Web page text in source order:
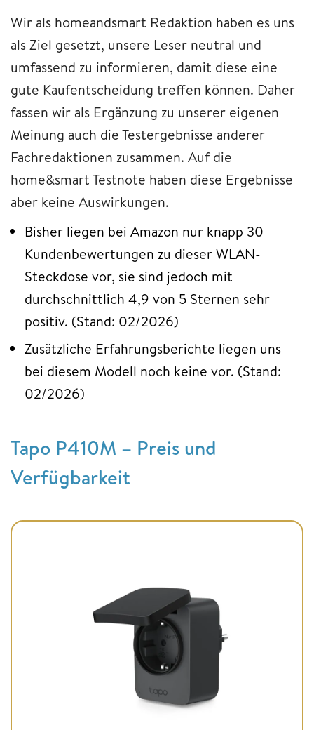
Wir als homeandsmart Redaktion haben es uns
als Ziel gesetzt, unsere Leser neutral und
umfassend zu informieren, damit diese eine
gute Kaufentscheidung treffen können. Daher
fassen wir als Ergänzung zu unserer eigenen
Meinung auch die Testergebnisse anderer
Fachredaktionen zusammen. Auf die
home&smart Testnote haben diese Ergebnisse
aber keine Auswirkungen.
Bisher liegen bei Amazon nur knapp 30
Kundenbewertungen zu dieser WLAN-
Steckdose vor, sie sind jedoch mit
durchschnittlich 4,9 von 5 Sternen sehr
positiv. (Stand: 02/2026)
Zusätzliche Erfahrungsberichte liegen uns
bei diesem Modell noch keine vor. (Stand:
02/2026)
Tapo P410M – Preis und
Verfügbarkeit